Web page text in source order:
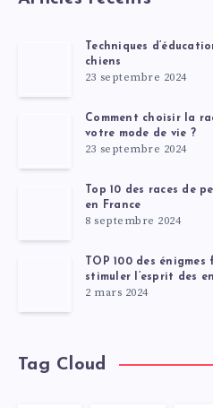
Techniques
chiens
23 septembre 2024
Comment choisir la
votre mode de vie ?
23 septembre 2024
Top 10 des races de
en France
8 septembre 2024
TOP 100 des
stimuler l’esprit des
2 mars 2024
Tag Cloud